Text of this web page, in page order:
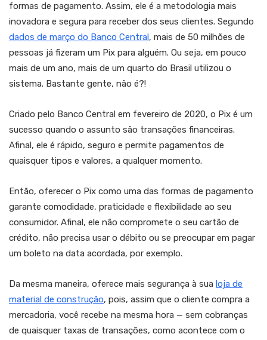
formas de pagamento. Assim, ele é a metodologia mais
inovadora e segura para receber dos seus clientes. Segundo
dados de março do Banco Central, mais de 50 milhões de
pessoas já fizeram um Pix para alguém. Ou seja, em pouco
mais de um ano, mais de um quarto do Brasil utilizou o
sistema. Bastante gente, não é?!
Criado pelo Banco Central em fevereiro de 2020, o Pix é um
sucesso quando o assunto são transações financeiras.
Afinal, ele é rápido, seguro e permite pagamentos de
quaisquer tipos e valores, a qualquer momento.
Então, oferecer o Pix como uma das formas de pagamento
garante comodidade, praticidade e flexibilidade ao seu
consumidor. Afinal, ele não compromete o seu cartão de
crédito, não precisa usar o débito ou se preocupar em pagar
um boleto na data acordada, por exemplo.
Da mesma maneira, oferece mais segurança à sua loja de
material de construção, pois, assim que o cliente compra a
mercadoria, você recebe na mesma hora — sem cobranças
de quaisquer taxas de transações, como acontece com o